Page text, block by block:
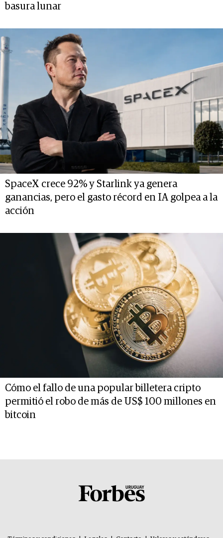
basura lunar
SpaceX crece 92% y Starlink ya genera
ganancias, pero el gasto récord en IA golpea a la
acción
Cómo el fallo de una popular billetera cripto
permitió el robo de más de US$ 100 millones en
bitcoin